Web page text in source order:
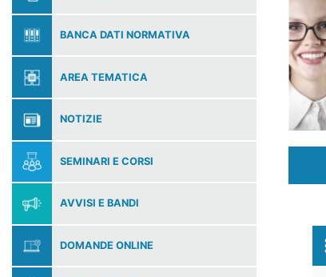
BANCA DATI NORMATIVA
AREA TEMATICA
NOTIZIE
SEMINARI E CORSI
AVVISI E BANDI
DOMANDE ONLINE